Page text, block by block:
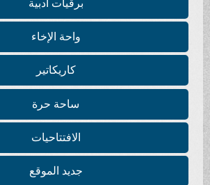
برقيات أدبية
واحة الإخاء
كاريكاتير
ساحة حرة
الافتتاحيات
جديد الموقع